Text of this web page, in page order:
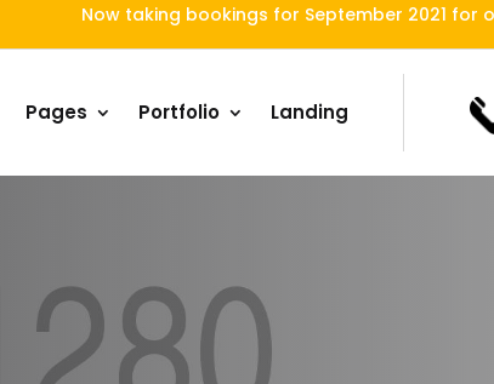
Now taking bookings for September 2021 for
Pages Portfolio Landing